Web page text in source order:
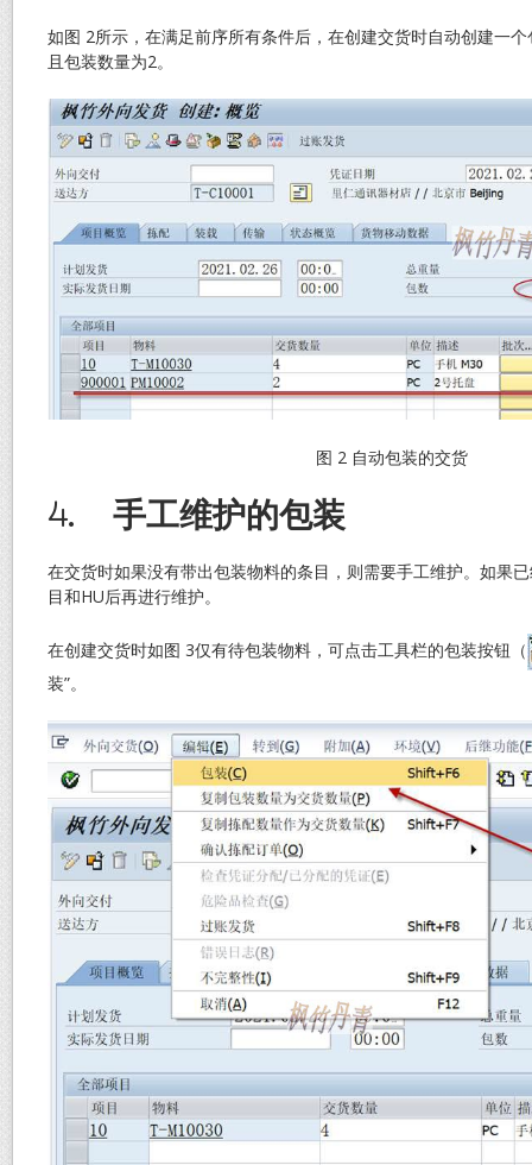
如图 2所示，在满足前序所有条件后，在创建交货时自动创建一
且包装数量为2。
图 2 自动包装的交货
4. 手工维护的包装
在交货时如果没有带出包装物料的条目，则需要手工维护。如果
目和HU后再进行维护。
在创建交货时如图 3仅有待包装物料，可点击工具栏的包装按钮（
装”。